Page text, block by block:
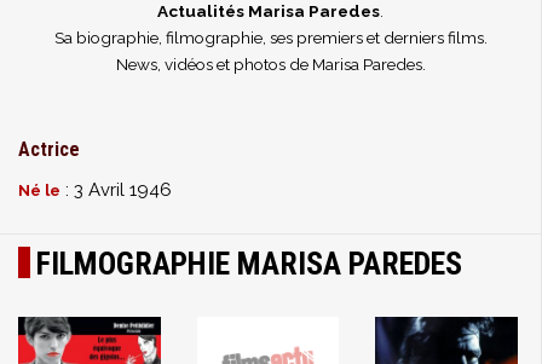
Actualités Marisa Paredes
Sa biographie, filmographie, ses premiers et derniers films.
News, vidéos et photos de Marisa Paredes.
Actrice
Né le : 3 Avril 1946
FILMOGRAPHIE MARISA PAREDES